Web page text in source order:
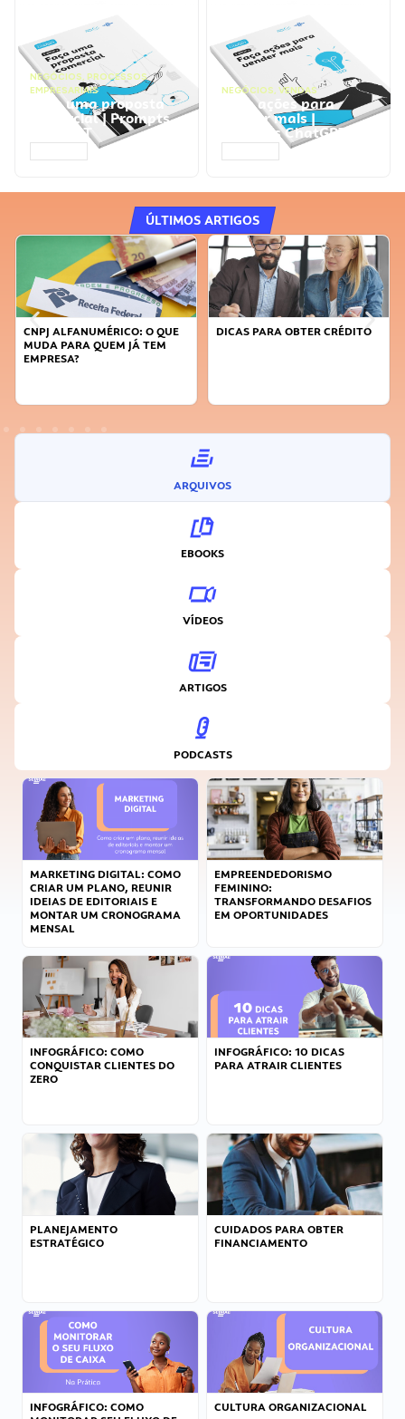
NEGÓCIOS, PROCESSOS
EMPRESARIAIS
Faça uma proposta
comercial | Prompts
ChatGPT
NEGÓCIOS, VENDAS
Faça ações para
vender mais |
Prompts ChatGPT
ÚLTIMOS ARTIGOS
O QUE
JÁ TEM
DICAS PARA OBTER CRÉDITO
FAÇA A
ARQUIVOS
EBOOKS
VÍDEOS
ARTIGOS
PODCASTS
MARKETING DIGITAL: COMO
CRIAR UM PLANO, REUNIR
IDEIAS DE EDITORIAIS E
MONTAR UM CRONOGRAMA
MENSAL
EMPREENDEDORISMO
FEMININO:
TRANSFORMANDO DESAFIOS
EM OPORTUNIDADES
INFOGRÁFICO: COMO
CONQUISTAR CLIENTES DO
ZERO
INFOGRÁFICO: 10 DICAS
PARA ATRAIR CLIENTES
PLANEJAMENTO
ESTRATÉGICO
CUIDADOS PARA OBTER
FINANCIAMENTO
INFOGRÁFICO: COMO
CULTURA ORGANIZACIONAL